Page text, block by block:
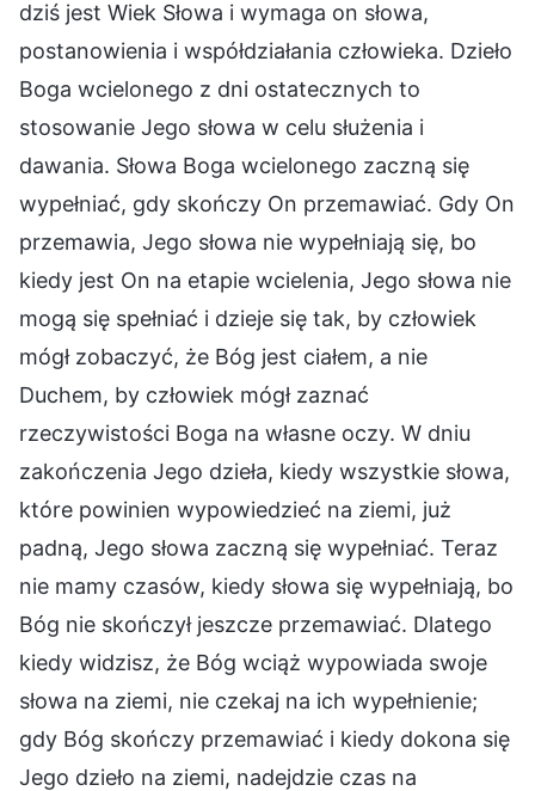
dziś jest Wiek Słowa i wymaga on słowa,
postanowienia i współdziałania człowieka. Dzieło
Boga wcielonego z dni ostatecznych to
stosowanie Jego słowa w celu służenia i
dawania. Słowa Boga wcielonego zaczną się
wypełniać, gdy skończy On przemawiać. Gdy On
przemawia, Jego słowa nie wypełniają się, bo
kiedy jest On na etapie wcielenia, Jego słowa nie
mogą się spełniać i dzieje się tak, by człowiek
mógł zobaczyć, że Bóg jest ciałem, a nie
Duchem, by człowiek mógł zaznać
rzeczywistości Boga na własne oczy. W dniu
zakończenia Jego dzieła, kiedy wszystkie słowa,
które powinien wypowiedzieć na ziemi, już
padną, Jego słowa zaczną się wypełniać. Teraz
nie mamy czasów, kiedy słowa się wypełniają, bo
Bóg nie skończył jeszcze przemawiać. Dlatego
kiedy widzisz, że Bóg wciąż wypowiada swoje
słowa na ziemi, nie czekaj na ich wypełnienie;
gdy Bóg skończy przemawiać i kiedy dokona się
Jego dzieło na ziemi, nadejdzie czas na